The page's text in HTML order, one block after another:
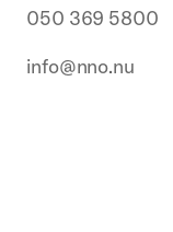
050 369 5800
info@nno.nu